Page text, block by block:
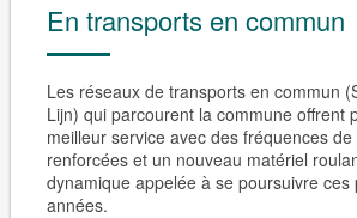
En transports en commun
Les réseaux de transports en commun
Lijn) qui parcourent la commune offrent
meilleur service avec des fréquences
renforcées et un nouveau matériel
dynamique appelée à se poursuivre ces
années.